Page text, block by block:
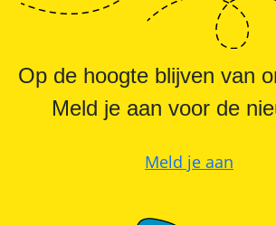
Op de hoogte blijven van
Meld je aan voor de
Meld je aan